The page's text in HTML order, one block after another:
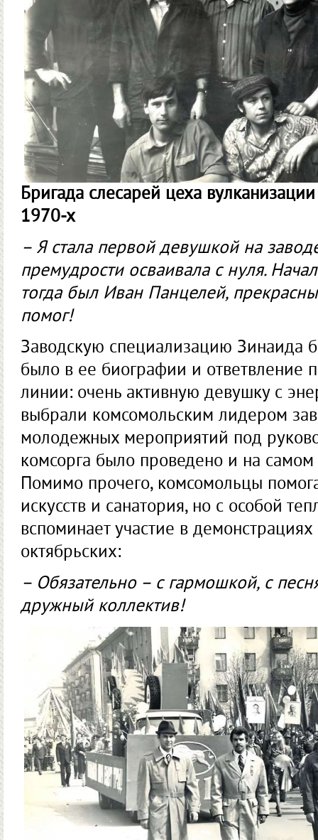
Бригада слесарей цеха
1970-х
– Я стала первой девушкой на
премудрости осваивала с нуля.
тогда был Иван Панцелей,
помог!
Заводскую специализацию Зинаида
было в ее биографии и ответвление
линии: очень активную девушку с
выбрали комсомольским лидером
молодежных мероприятий под
комсорга было проведено и на
Помимо прочего, комсомольцы
искусств и санатория, но с особой
вспоминает участие в
октябрьских:
– Обязательно – с гармошкой, с
дружный коллектив!